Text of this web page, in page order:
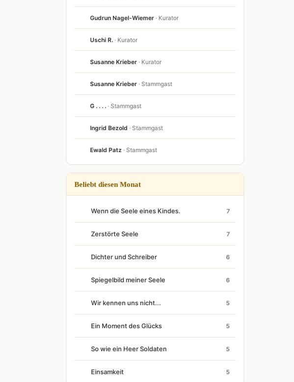
Gudrun Nagel-Wiemer · Kurator
Uschi R. · Kurator
Susanne Krieber · Kurator
Susanne Krieber · Stammgast
G . . . . · Stammgast
Ingrid Bezold · Stammgast
Ewald Patz · Stammgast
Beliebt diesen Monat
Wenn die Seele eines Kindes. 7
Zerstörte Seele 7
Dichter und Schreiber 6
Spiegelbild meiner Seele 6
Wir kennen uns nicht... 5
Ein Moment des Glücks 5
So wie ein Heer Soldaten 5
Einsamkeit 5